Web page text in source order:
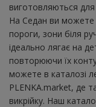
виготовляються для
На Седан ви можете
пороги, зони біля
ідеально лягає на
повторюючи їх
можете в каталозі
PLENKA.market, де
викрійку. Наш